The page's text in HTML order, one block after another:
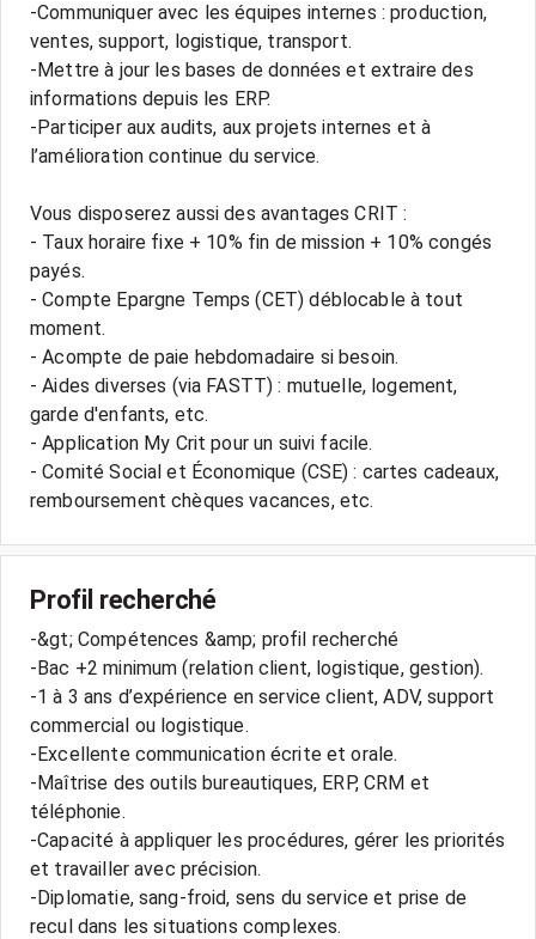
-Communiquer avec les équipes internes : production,
ventes, support, logistique, transport.
-Mettre à jour les bases de données et extraire des
informations depuis les ERP.
-Participer aux audits, aux projets internes et à
l’amélioration continue du service.
Vous disposerez aussi des avantages CRIT :
- Taux horaire fixe + 10% fin de mission + 10% congés
payés.
- Compte Epargne Temps (CET) déblocable à tout
moment.
- Acompte de paie hebdomadaire si besoin.
- Aides diverses (via FASTT) : mutuelle, logement,
garde d'enfants, etc.
- Application My Crit pour un suivi facile.
- Comité Social et Économique (CSE) : cartes cadeaux,
Profil recherché
-&gt; Compétences &amp; profil recherché
-Bac +2 minimum (relation client, logistique, gestion).
-1 à 3 ans d’expérience en service client, ADV, support
commercial ou logistique.
-Excellente communication écrite et orale.
-Maîtrise des outils bureautiques, ERP, CRM et
téléphonie.
-Capacité à appliquer les procédures, gérer les priorités
et travailler avec précision.
-Diplomatie, sang-froid, sens du service et prise de
recul dans les situations complexes.